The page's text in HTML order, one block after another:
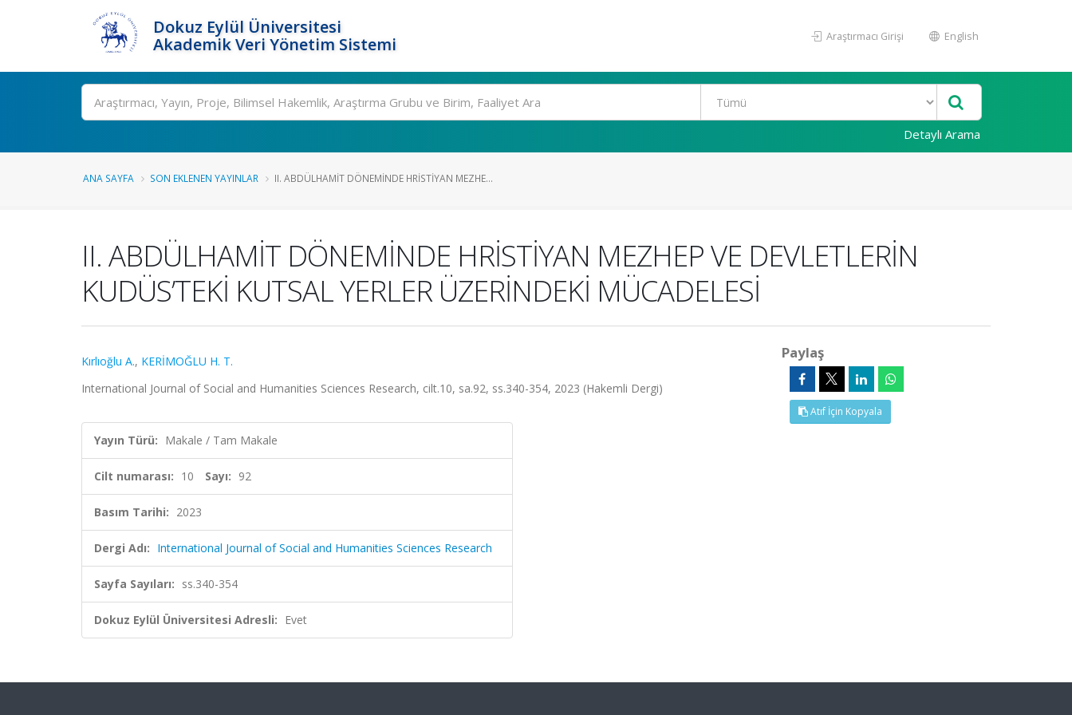
Dokuz Eylül Üniversitesi
Akademik Veri Yönetim Sistemi
Araştırmacı Girişi English
Ara
Detaylı Arama
ANA SAYFA SON EKLENEN YAYINLAR II. ABDÜLHAMİT DÖNEMİNDE HRİSTİYAN MEZHE...
II. ABDÜLHAMİT DÖNEMİNDE HRİSTİYAN MEZHEP VE DEVLETLERİN
KUDÜS’TEKİ KUTSAL YERLER ÜZERİNDEKİ MÜCADELESİ
Kırlıoğlu A., KERİMOĞLU H. T.
International Journal of Social and Humanities Sciences Research, cilt.10, sa.92, ss.340-354, 2023 (Hakemli Dergi)
Yayın Türü: Makale / Tam Makale
Cilt numarası: 10 Sayı: 92
Basım Tarihi: 2023
Dergi Adı: International Journal of Social and Humanities Sciences Research
Sayfa Sayıları: ss.340-354
Dokuz Eylül Üniversitesi Adresli: Evet
Paylaş
Atıf İçin Kopyala